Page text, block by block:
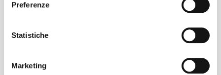
Preferenze
Statistiche
Marketing
Dichiaro di aver letto la
e acconsento al